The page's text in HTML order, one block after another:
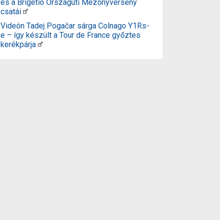
és a Brigetio Országúti Mezőnyverseny
csatái
Videón Tadej Pogačar sárga Colnago Y1Rs-
e – így készült a Tour de France győztes
kerékpárja